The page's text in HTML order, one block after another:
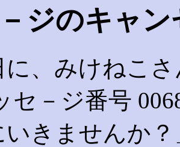
ジのキャ
に、みけねこ
セ－ジ番号
いきませんか